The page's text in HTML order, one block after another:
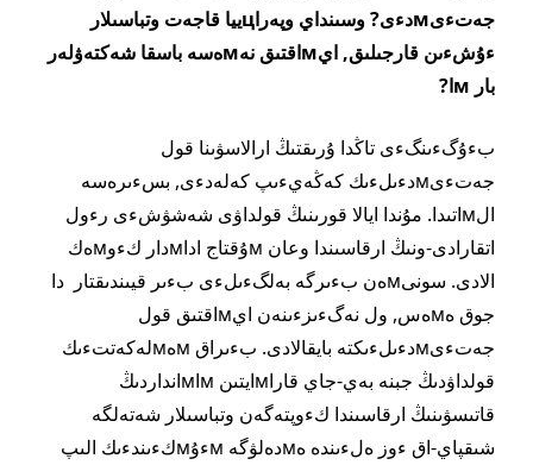
جەتءىмدءى? وسىنداي وپەراцييا قاجەت وتباسىلار
ءۇشءىن قارجىلىق, ايмاقتىق نەмەسە باسقا شەكتەۋلەر
بار мا?
بءۇگءىنگءى تاڭدا ۇرىقتىڭ ارالاسۋىنا قول
جەتءىмدءىلءىك كەڭەيءىپ كەلەدءى, بسءىرەسە
الмاتىدا. مۇندا ايالا قورىنىڭ قولداۋى شەشۋشءى رءول
اتقارادى-ونىڭ ارقاسىندا وعان мۇقتاج اداмدار كءوмەك
الادى. سونىмەن بءىرگە بەلگءىلءى بءىر قيىندىقتار دا
جوق ەмەس, ول نەگءىزءىنەن ايмاقتىق قول
جەتءىмدءىلءىكتە بايقالادى. بءىراق мەмلەكەتتءىك
قولداۋدىڭ جبنە بەي-جاي قاراмايتىن мاмانداردىڭ
قاتىسۋىنىڭ ارقاسىندا كءوپتەگەن وتباسىلار شەتەلگە
شىقپاي-اق ءوز ەلءىندە ەмدەلۋگە мءۇмكءىندءىك الىپ